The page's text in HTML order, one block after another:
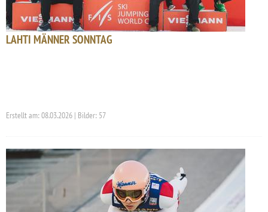
LAHTI MÄNNER SONNTAG
Erstellt am: 08.03.2026 | Bilder: 57